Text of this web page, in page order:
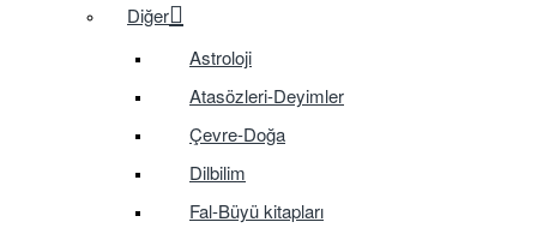
Diğer
Astroloji
Atasözleri-Deyimler
Çevre-Doğa
Dilbilim
Fal-Büyü kitapları